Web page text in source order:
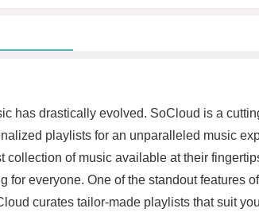
has drastically evolved. SoCloud is a
playlists for an unparalleled music
of music available at their
everyone. One of the standout features
curates tailor-made playlists that suit